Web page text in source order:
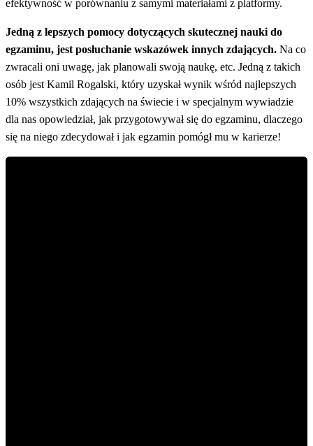
efektywność w porównaniu z samymi materiałami z platformy.
Jedną z lepszych pomocy dotyczących skutecznej nauki do
egzaminu, jest posłuchanie wskazówek innych zdających. Na co
zwracali oni uwagę, jak planowali swoją naukę, etc. Jedną z takich
osób jest Kamil Rogalski, który uzyskał wynik wśród najlepszych
10% wszystkich zdających na świecie i w specjalnym wywiadzie
dla nas opowiedział, jak przygotowywał się do egzaminu, dlaczego
się na niego zdecydował i jak egzamin pomógł mu w karierze!